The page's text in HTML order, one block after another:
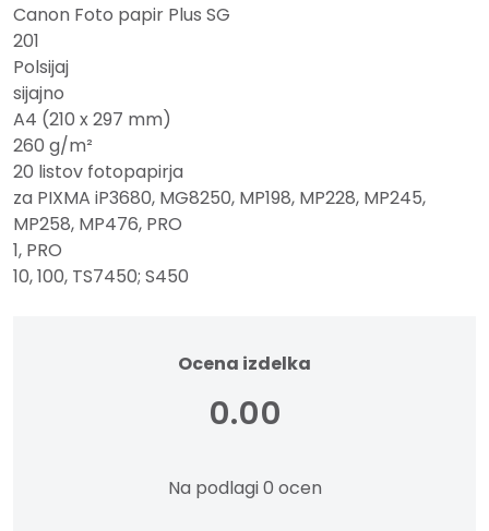
Canon Foto papir Plus SG
201
Polsijaj
sijajno
A4 (210 x 297 mm)
260 g/m²
20 listov fotopapirja
za PIXMA iP3680, MG8250, MP198, MP228, MP245,
MP258, MP476, PRO
1, PRO
10, 100, TS7450; S450
Ocena izdelka
0.00
Na podlagi 0 ocen